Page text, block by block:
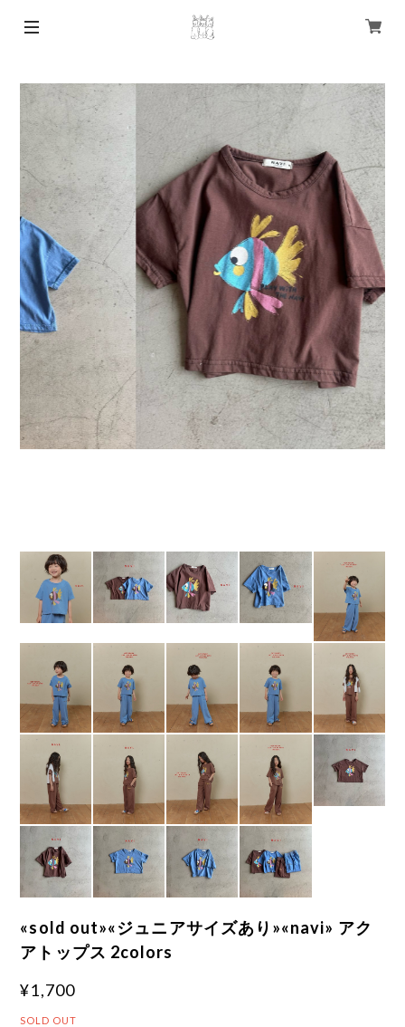
«sold out»«ジュニアサイズあり»«navi» アク
アトップス 2colors
¥1,700
SOLD OUT